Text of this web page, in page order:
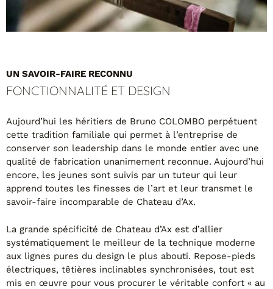
UN SAVOIR-FAIRE RECONNU
FONCTIONNALITÉ ET DESIGN
Aujourd’hui les héritiers de Bruno COLOMBO perpétuent
cette tradition familiale qui permet à l’entreprise de
conserver son leadership dans le monde entier avec une
qualité de fabrication unanimement reconnue. Aujourd’hui
encore, les jeunes sont suivis par un tuteur qui leur
apprend toutes les finesses de l’art et leur transmet le
savoir-faire incomparable de Chateau d’Ax.
La grande spécificité de Chateau d’Ax est d’allier
systématiquement le meilleur de la technique moderne
aux lignes pures du design le plus abouti. Repose-pieds
électriques, têtières inclinables synchronisées, tout est
mis en œuvre pour vous procurer le véritable confort « au